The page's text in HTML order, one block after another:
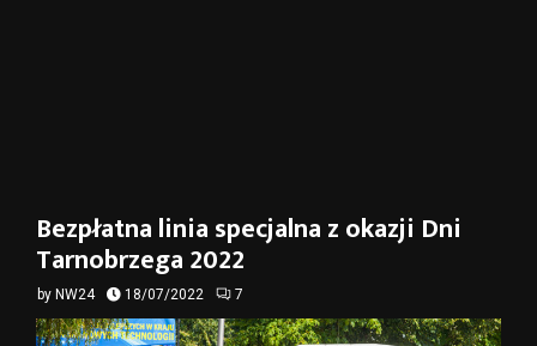
Bezpłatna linia specjalna z okazji Dni
Tarnobrzega 2022
by NW24 18/07/2022 7